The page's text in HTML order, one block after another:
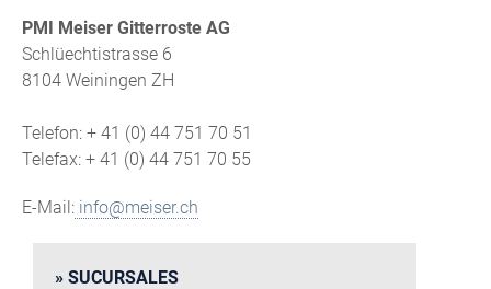
PMI Meiser Gitterroste AG
Schlüechtistrasse 6
8104 Weiningen ZH
Telefon: + 41 (0) 44 751 70 51
Telefax: + 41 (0) 44 751 70 55
E-Mail: info@meiser.ch
SUCURSALES